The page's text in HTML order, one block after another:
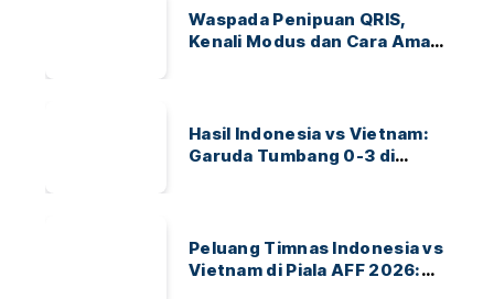
Waspada Penipuan QRIS,
Kenali Modus dan Cara Aman
Hasil Indonesia vs Vietnam:
Garuda Tumbang 0-3 di
Peluang Timnas Indonesia vs
Vietnam di Piala AFF 2026: